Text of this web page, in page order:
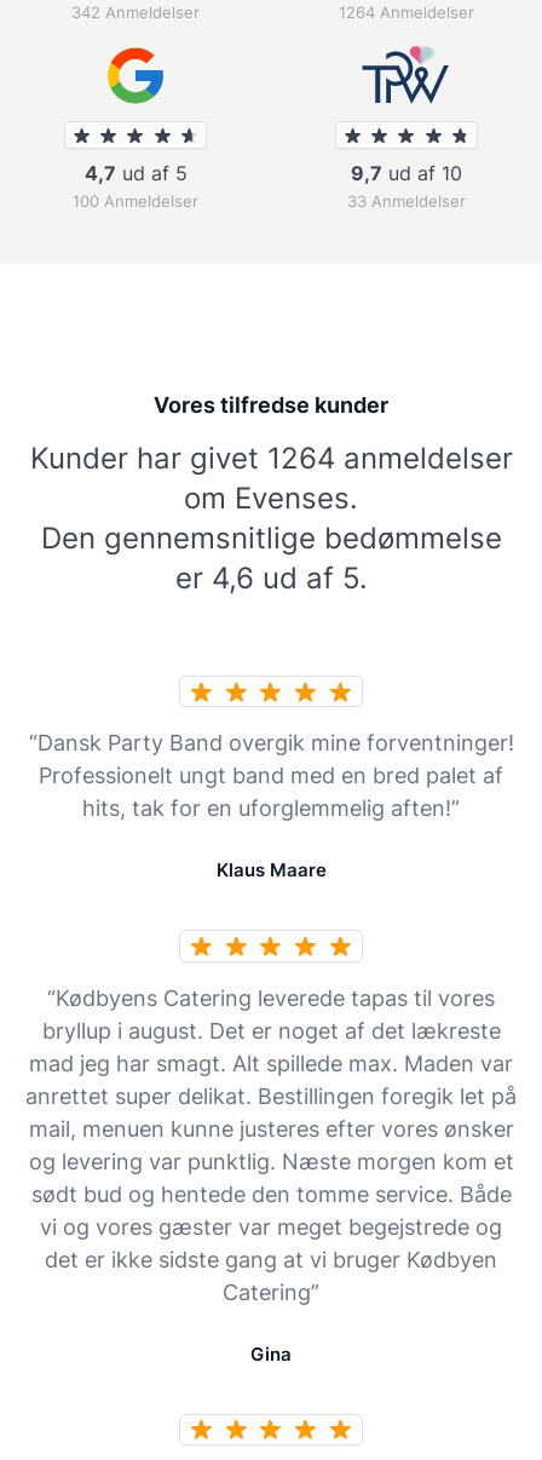
342 Anmeldelser 1264 Anmeldelser
4,7 ud af 5
100 Anmeldelser
9,7 ud af 10
33 Anmeldelser
Vores tilfredse kunder
Kunder har givet 1264 anmeldelser
om Evenses.
Den gennemsnitlige bedømmelse
er 4,6 ud af 5.
“Dansk Party Band overgik mine forventninger!
Professionelt ungt band med en bred palet af
hits, tak for en uforglemmelig aften!”
Klaus Maare
“Kødbyens Catering leverede tapas til vores
bryllup i august. Det er noget af det lækreste
mad jeg har smagt. Alt spillede max. Maden var
anrettet super delikat. Bestillingen foregik let på
mail, menuen kunne justeres efter vores ønsker
og levering var punktlig. Næste morgen kom et
sødt bud og hentede den tomme service. Både
vi og vores gæster var meget begejstrede og
det er ikke sidste gang at vi bruger Kødbyen
Catering”
Gina